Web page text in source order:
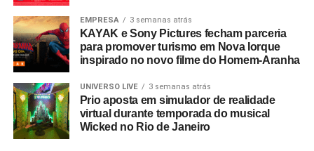
Produtora Som: Raw Audio
Produção: Fernando Forni e Hilton Raw
Atendimento: Carolina Peternelli
Finalização: Enrico Maccio
Locução: Daniel Almeida
EMPRESA 3 semanas atrás
KAYAK e Sony Pictures fecham parceria
para promover turismo em Nova Iorque
inspirado no novo filme do Homem-Aranha
UNIVERSO LIVE 3 semanas atrás
Prio aposta em simulador de realidade
virtual durante temporada do musical
Wicked no Rio de Janeiro